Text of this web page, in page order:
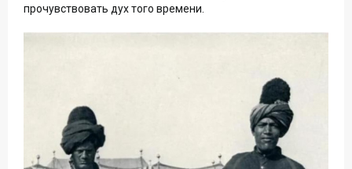
прочувствовать дух того времени.